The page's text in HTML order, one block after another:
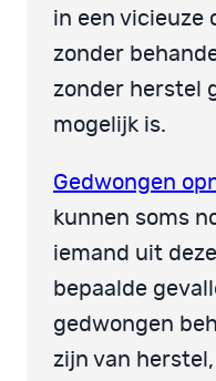
in een vicieuze
zonder
zonder herstel
mogelijk is.
Gedwongen
kunnen soms
iemand uit
bepaalde
gedwongen
zijn van